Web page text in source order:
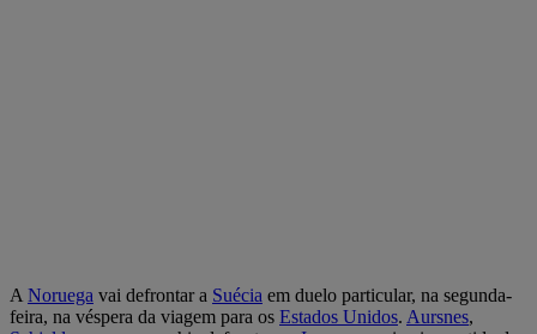
A Noruega vai defrontar a Suécia em duelo particular, na segunda-
feira, na véspera da viagem para os Estados Unidos. Aursnes,